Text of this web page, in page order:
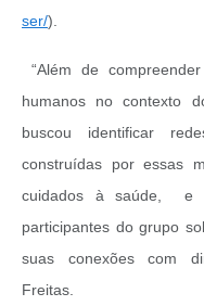
ser/).
“Além de
humanos no contexto
buscou identificar
construídas por essas
cuidados à saúde, e
participantes do grupo
suas conexões com
Freitas.